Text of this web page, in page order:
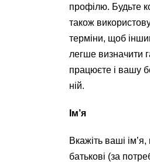
профілю. Будьте
також
терміни, щоб
легше визначити
працюєте і вашу
ній.
Ім’я
Вкажіть ваші
батькові (за